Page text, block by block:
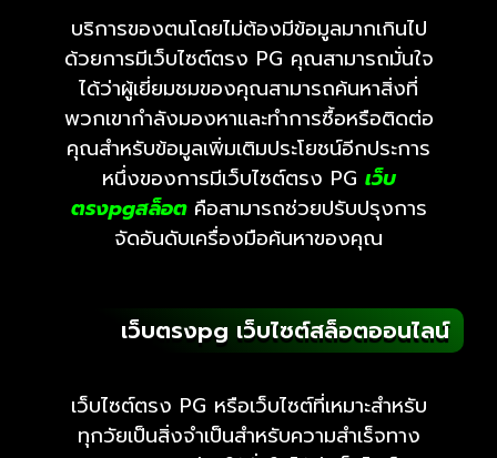
บริการของตนโดยไม่ต้องมีข้อมูลมากเกินไป
ด้วยการมีเว็บไซต์ตรง PG คุณสามารถมั่นใจ
ได้ว่าผู้เยี่ยมชมของคุณสามารถค้นหาสิ่งที่
พวกเขากำลังมองหาและทำการซื้อหรือติดต่อ
คุณสำหรับข้อมูลเพิ่มเติมประโยชน์อีกประการ
หนึ่งของการมีเว็บไซต์ตรง PG เว็บ
ตรงpgสล็อต คือสามารถช่วยปรับปรุงการ
จัดอันดับเครื่องมือค้นหาของคุณ
เว็บตรงpg เว็บไซต์สล็อตออนไลน์
เว็บไซต์ตรง PG หรือเว็บไซต์ที่เหมาะสำหรับ
ทุกวัยเป็นสิ่งจำเป็นสำหรับความสำเร็จทาง